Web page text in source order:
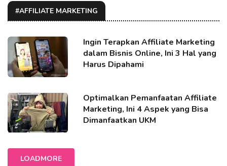
#AFFILIATE MARKETING
Ingin Terapkan Affiliate Marketing
dalam Bisnis Online, Ini 3 Hal yang
Harus Dipahami
Optimalkan Pemanfaatan Affiliate
Marketing, Ini 4 Aspek yang Bisa
Dimanfaatkan UKM
LOADMORE